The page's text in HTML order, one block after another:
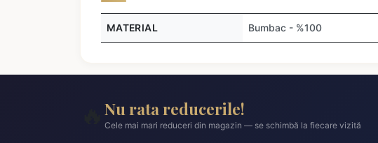
MATERIAL Bumbac - %100
Nu rata reducerile!
Cele mai mari reduceri din magazin — se schimbă la fiecare vizită